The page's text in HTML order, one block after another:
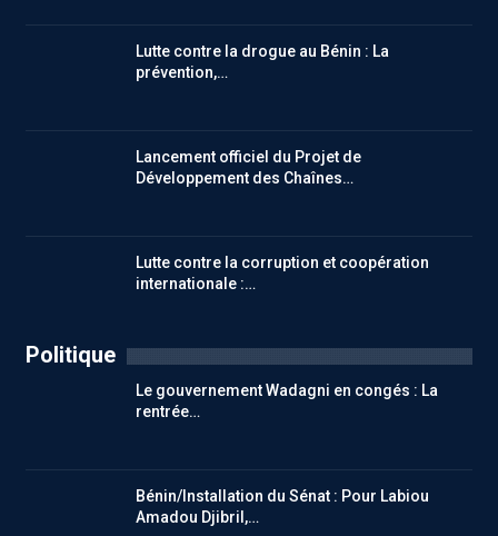
Lutte contre la drogue au Bénin : La
prévention,…
Lancement officiel du Projet de
Développement des Chaînes…
Lutte contre la corruption et coopération
internationale :…
Politique
Le gouvernement Wadagni en congés : La
rentrée…
Bénin/Installation du Sénat : Pour Labiou
Amadou Djibril,…